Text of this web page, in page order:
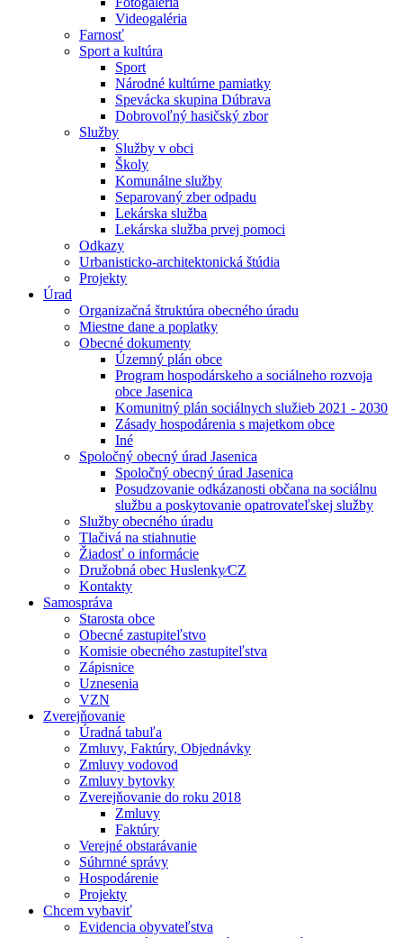
Videogaléria
Farnosť
Sport a kultúra
Sport
Národné kultúrne pamiatky
Spevácka skupina Dúbrava
Dobrovoľný hasičský zbor
Služby
Služby v obci
Školy
Komunálne služby
Separovaný zber odpadu
Lekárska služba
Lekárska služba prvej pomoci
Odkazy
Urbanisticko-architektonická štúdia
Projekty
Úrad
Organizačná štruktúra obecného úradu
Miestne dane a poplatky
Obecné dokumenty
Územný plán obce
Program hospodárskeho a sociálneho rozvoja
obce Jasenica
Komunitný plán sociálnych služieb 2021 - 2030
Zásady hospodárenia s majetkom obce
Iné
Spoločný obecný úrad Jasenica
Spoločný obecný úrad Jasenica
Posudzovanie odkázanosti občana na sociálnu
službu a poskytovanie opatrovateľskej služby
Služby obecného úradu
Tlačivá na stiahnutie
Žiadosť o informácie
Družobná obec Huslenky⁄CZ
Kontakty
Samospráva
Starosta obce
Obecné zastupiteľstvo
Komisie obecného zastupiteľstva
Zápisnice
Uznesenia
VZN
Zverejňovanie
Úradná tabuľa
Zmluvy, Faktúry, Objednávky
Zmluvy vodovod
Zmluvy bytovky
Zverejňovanie do roku 2018
Zmluvy
Faktúry
Verejné obstarávanie
Súhrnné správy
Hospodárenie
Projekty
Chcem vybaviť
Evidencia obyvateľstva